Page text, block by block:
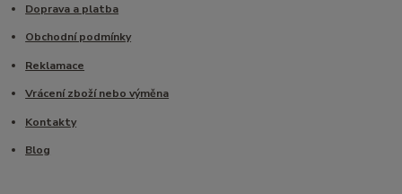
Doprava a platba
Obchodní podmínky
Reklamace
Vrácení zboží nebo výměna
Kontakty
Blog